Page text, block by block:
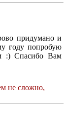
придумано и
году попробую
:) Спасибо Вам
не сложно,